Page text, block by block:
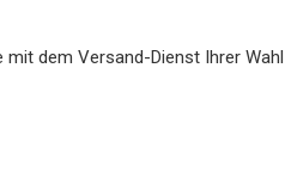
mit dem Versand-Dienst Ihrer Wahl